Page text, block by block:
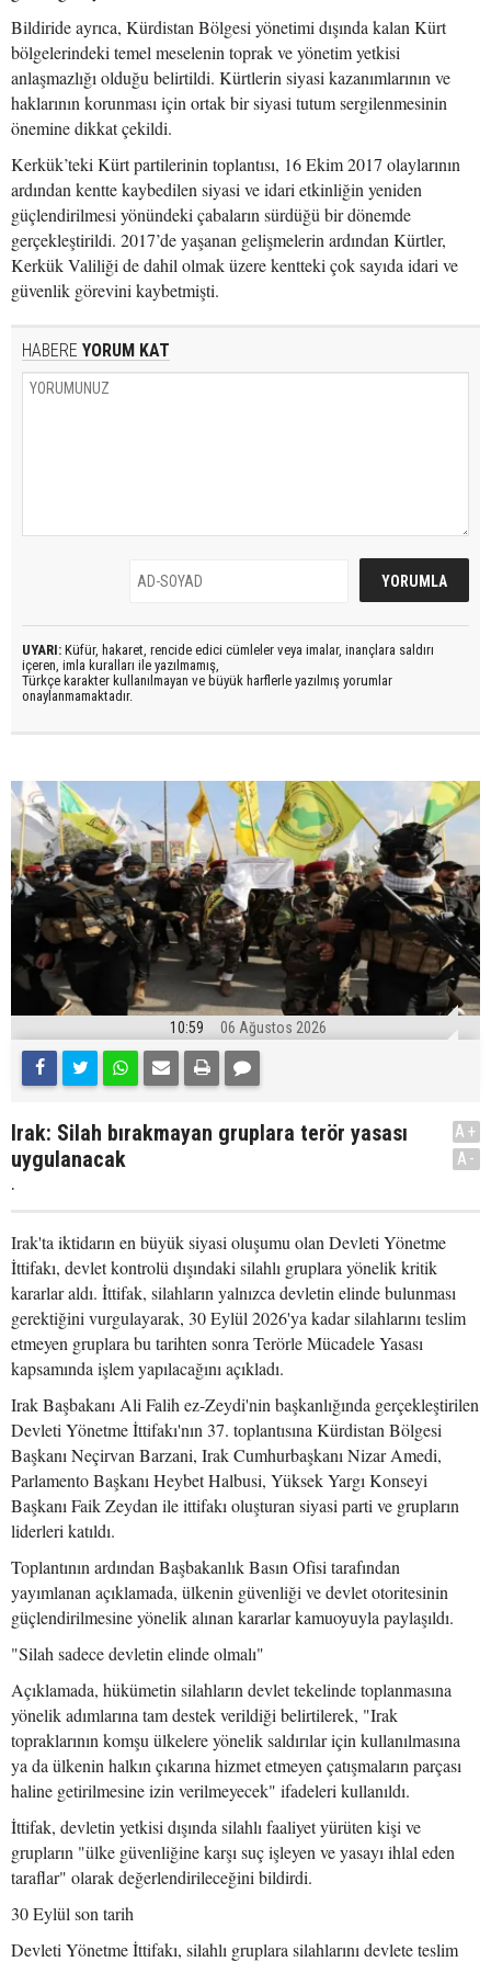
Bildiride ayrıca, Kürdistan Bölgesi yönetimi dışında kalan Kürt
bölgelerindeki temel meselenin toprak ve yönetim yetkisi
anlaşmazlığı olduğu belirtildi. Kürtlerin siyasi kazanımlarının ve
haklarının korunması için ortak bir siyasi tutum sergilenmesinin
önemine dikkat çekildi.
Kerkük’teki Kürt partilerinin toplantısı, 16 Ekim 2017 olaylarının
ardından kentte kaybedilen siyasi ve idari etkinliğin yeniden
güçlendirilmesi yönündeki çabaların sürdüğü bir dönemde
gerçekleştirildi. 2017’de yaşanan gelişmelerin ardından Kürtler,
Kerkük Valiliği de dahil olmak üzere kentteki çok sayıda idari ve
güvenlik görevini kaybetmişti.
HABERE YORUM KAT
UYARI: Küfür, hakaret, rencide edici cümleler veya imalar, inançlara saldırı
içeren, imla kuralları ile yazılmamış,
Türkçe karakter kullanılmayan ve büyük harflerle yazılmış yorumlar
onaylanmamaktadır.
10:59 06 Ağustos 2026
Irak: Silah bırakmayan gruplara terör yasası
uygulanacak
.
A+
A-
Irak'ta iktidarın en büyük siyasi oluşumu olan Devleti Yönetme
İttifakı, devlet kontrolü dışındaki silahlı gruplara yönelik kritik
kararlar aldı. İttifak, silahların yalnızca devletin elinde bulunması
gerektiğini vurgulayarak, 30 Eylül 2026'ya kadar silahlarını teslim
etmeyen gruplara bu tarihten sonra Terörle Mücadele Yasası
kapsamında işlem yapılacağını açıkladı.
Irak Başbakanı Ali Falih ez-Zeydi'nin başkanlığında gerçekleştirilen
Devleti Yönetme İttifakı'nın 37. toplantısına Kürdistan Bölgesi
Başkanı Neçirvan Barzani, Irak Cumhurbaşkanı Nizar Amedi,
Parlamento Başkanı Heybet Halbusi, Yüksek Yargı Konseyi
Başkanı Faik Zeydan ile ittifakı oluşturan siyasi parti ve grupların
liderleri katıldı.
Toplantının ardından Başbakanlık Basın Ofisi tarafından
yayımlanan açıklamada, ülkenin güvenliği ve devlet otoritesinin
güçlendirilmesine yönelik alınan kararlar kamuoyuyla paylaşıldı.
"Silah sadece devletin elinde olmalı"
Açıklamada, hükümetin silahların devlet tekelinde toplanmasına
yönelik adımlarına tam destek verildiği belirtilerek, "Irak
topraklarının komşu ülkelere yönelik saldırılar için kullanılmasına
ya da ülkenin halkın çıkarına hizmet etmeyen çatışmaların parçası
haline getirilmesine izin verilmeyecek" ifadeleri kullanıldı.
İttifak, devletin yetkisi dışında silahlı faaliyet yürüten kişi ve
grupların "ülke güvenliğine karşı suç işleyen ve yasayı ihlal eden
taraflar" olarak değerlendirileceğini bildirdi.
30 Eylül son tarih
Devleti Yönetme İttifakı, silahlı gruplara silahlarını devlete teslim